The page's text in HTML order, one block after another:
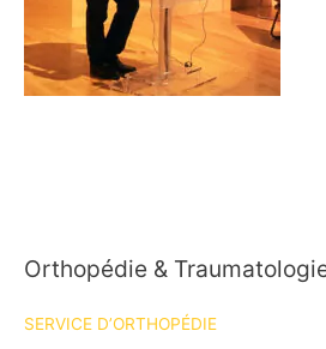
Orthopédie &
SERVICE D’ORTHOPÉDIE